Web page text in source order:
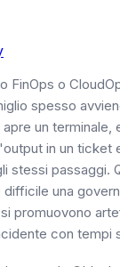
FinOps o
spesso
un terminale,
in un ticket
stessi passaggi.
una
promuovono
con tempi